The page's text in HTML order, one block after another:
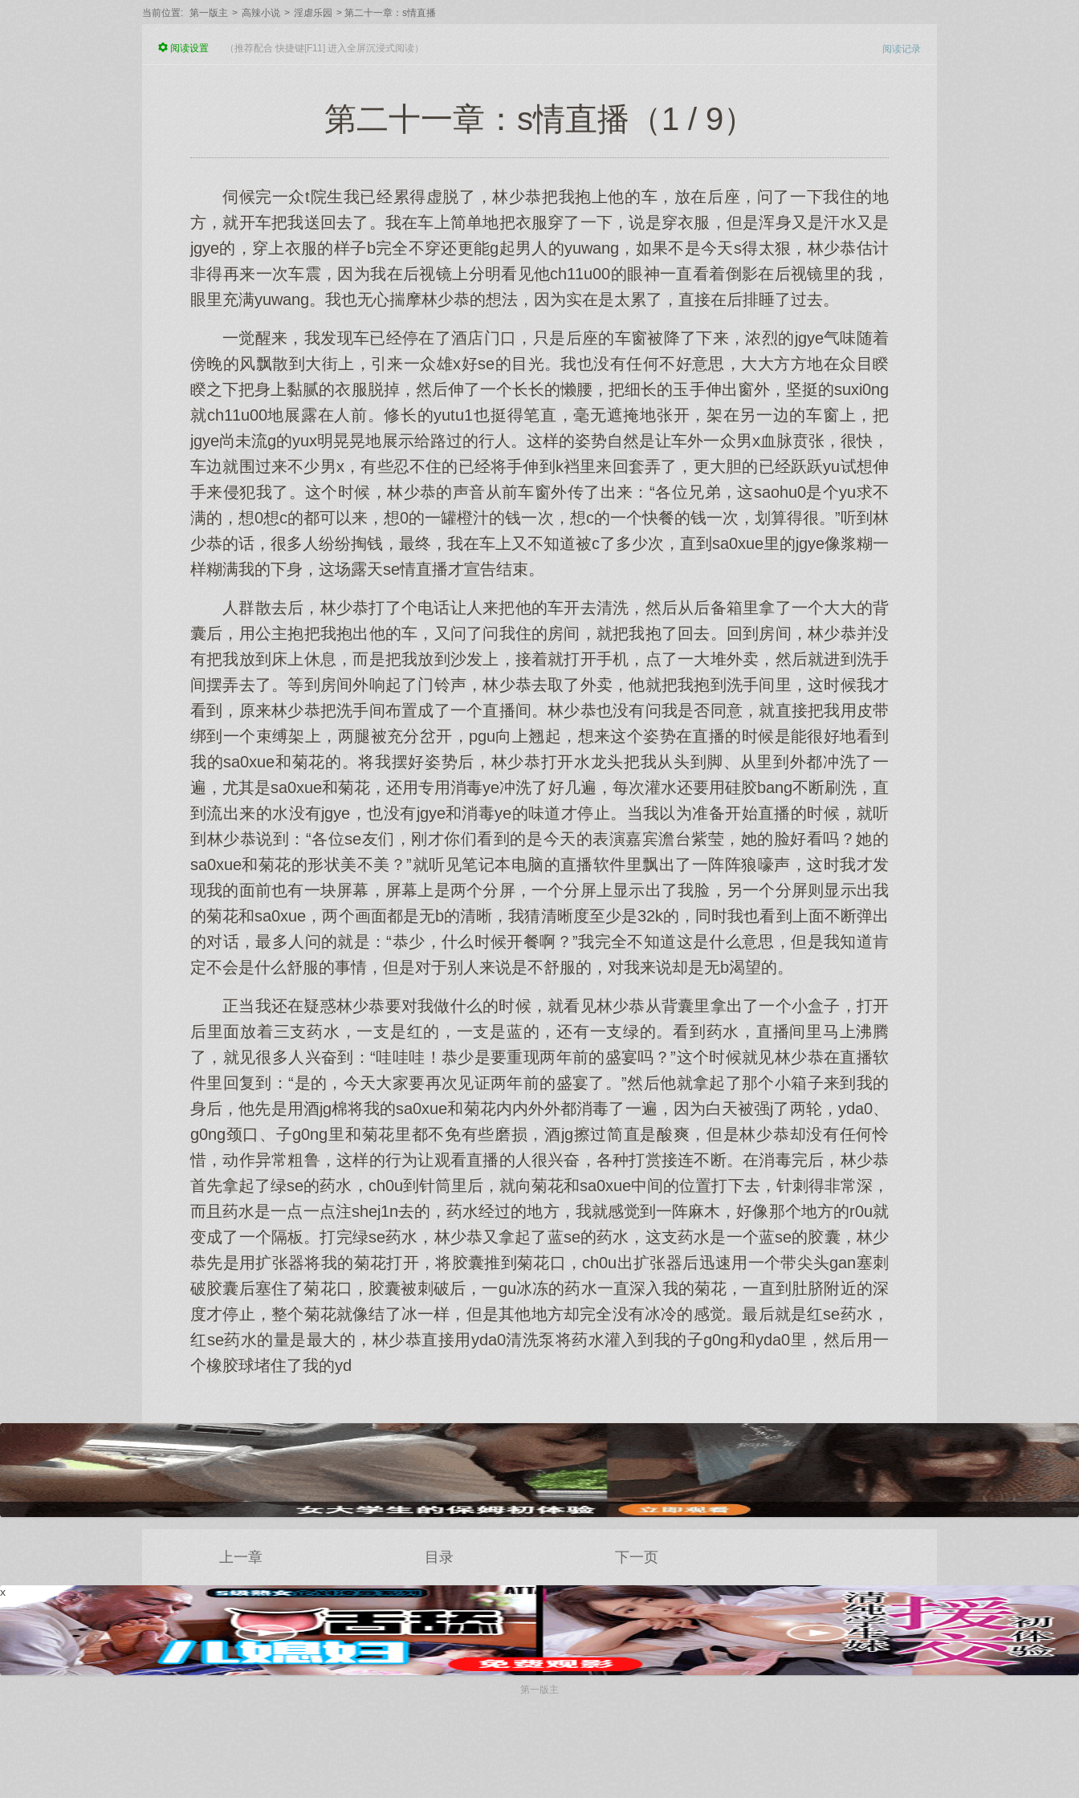
当前位置: 第一版主 > 高辣小说 > 淫虐乐园 > 第二十一章：s情直播
阅读记录
阅读设置 （推荐配合 快捷键[F11] 进入全屏沉浸式阅读）
第二十一章：s情直播（1 / 9）
伺候完一众t院生我已经累得虚脱了，林少恭把我抱上他的车，放在后座，问了一下我住的地
方，就开车把我送回去了。我在车上简单地把衣服穿了一下，说是穿衣服，但是浑身又是汗水又是
jgye的，穿上衣服的样子b完全不穿还更能g起男人的yuwang，如果不是今天s得太狠，林少恭估计
非得再来一次车震，因为我在后视镜上分明看见他ch11u00的眼神一直看着倒影在后视镜里的我，
眼里充满yuwang。我也无心揣摩林少恭的想法，因为实在是太累了，直接在后排睡了过去。
一觉醒来，我发现车已经停在了酒店门口，只是后座的车窗被降了下来，浓烈的jgye气味随着
傍晚的风飘散到大街上，引来一众雄x好se的目光。我也没有任何不好意思，大大方方地在众目睽
睽之下把身上黏腻的衣服脱掉，然后伸了一个长长的懒腰，把细长的玉手伸出窗外，坚挺的suxi0ng
就ch11u00地展露在人前。修长的yutu1也挺得笔直，毫无遮掩地张开，架在另一边的车窗上，把
jgye尚未流g的yux明晃晃地展示给路过的行人。这样的姿势自然是让车外一众男x血脉贲张，很快，
车边就围过来不少男x，有些忍不住的已经将手伸到k裆里来回套弄了，更大胆的已经跃跃yu试想伸
手来侵犯我了。这个时候，林少恭的声音从前车窗外传了出来：“各位兄弟，这saohu0是个yu求不
满的，想0想c的都可以来，想0的一罐橙汁的钱一次，想c的一个快餐的钱一次，划算得很。”听到林
少恭的话，很多人纷纷掏钱，最终，我在车上又不知道被c了多少次，直到sa0xue里的jgye像浆糊一
样糊满我的下身，这场露天se情直播才宣告结束。
人群散去后，林少恭打了个电话让人来把他的车开去清洗，然后从后备箱里拿了一个大大的背
囊后，用公主抱把我抱出他的车，又问了问我住的房间，就把我抱了回去。回到房间，林少恭并没
有把我放到床上休息，而是把我放到沙发上，接着就打开手机，点了一大堆外卖，然后就进到洗手
间摆弄去了。等到房间外响起了门铃声，林少恭去取了外卖，他就把我抱到洗手间里，这时候我才
看到，原来林少恭把洗手间布置成了一个直播间。林少恭也没有问我是否同意，就直接把我用皮带
绑到一个束缚架上，两腿被充分岔开，pgu向上翘起，想来这个姿势在直播的时候是能很好地看到
我的sa0xue和菊花的。将我摆好姿势后，林少恭打开水龙头把我从头到脚、从里到外都冲洗了一
遍，尤其是sa0xue和菊花，还用专用消毒ye冲洗了好几遍，每次灌水还要用硅胶bang不断刷洗，直
到流出来的水没有jgye，也没有jgye和消毒ye的味道才停止。当我以为准备开始直播的时候，就听
到林少恭说到：“各位se友们，刚才你们看到的是今天的表演嘉宾澹台紫莹，她的脸好看吗？她的
sa0xue和菊花的形状美不美？”就听见笔记本电脑的直播软件里飘出了一阵阵狼嚎声，这时我才发
现我的面前也有一块屏幕，屏幕上是两个分屏，一个分屏上显示出了我脸，另一个分屏则显示出我
的菊花和sa0xue，两个画面都是无b的清晰，我猜清晰度至少是32k的，同时我也看到上面不断弹出
的对话，最多人问的就是：“恭少，什么时候开餐啊？”我完全不知道这是什么意思，但是我知道肯
定不会是什么舒服的事情，但是对于别人来说是不舒服的，对我来说却是无b渴望的。
正当我还在疑惑林少恭要对我做什么的时候，就看见林少恭从背囊里拿出了一个小盒子，打开
后里面放着三支药水，一支是红的，一支是蓝的，还有一支绿的。看到药水，直播间里马上沸腾
了，就见很多人兴奋到：“哇哇哇！恭少是要重现两年前的盛宴吗？”这个时候就见林少恭在直播软
件里回复到：“是的，今天大家要再次见证两年前的盛宴了。”然后他就拿起了那个小箱子来到我的
身后，他先是用酒jg棉将我的sa0xue和菊花内内外外都消毒了一遍，因为白天被强j了两轮，yda0、
g0ng颈口、子g0ng里和菊花里都不免有些磨损，酒jg擦过简直是酸爽，但是林少恭却没有任何怜
惜，动作异常粗鲁，这样的行为让观看直播的人很兴奋，各种打赏接连不断。在消毒完后，林少恭
首先拿起了绿se的药水，ch0u到针筒里后，就向菊花和sa0xue中间的位置打下去，针刺得非常深，
而且药水是一点一点注shej1n去的，药水经过的地方，我就感觉到一阵麻木，好像那个地方的r0u就
变成了一个隔板。打完绿se药水，林少恭又拿起了蓝se的药水，这支药水是一个蓝se的胶囊，林少
恭先是用扩张器将我的菊花打开，将胶囊推到菊花口，ch0u出扩张器后迅速用一个带尖头gan塞刺
破胶囊后塞住了菊花口，胶囊被刺破后，一gu冰冻的药水一直深入我的菊花，一直到肚脐附近的深
度才停止，整个菊花就像结了冰一样，但是其他地方却完全没有冰冷的感觉。最后就是红se药水，
红se药水的量是最大的，林少恭直接用yda0清洗泵将药水灌入到我的子g0ng和yda0里，然后用一
个橡胶球堵住了我的yd
x
上一章 目录 下一页
x
第一版主